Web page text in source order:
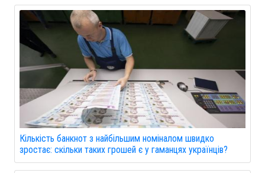
Кількість банкнот з найбільшим номіналом швидко
зростає: скільки таких грошей є у гаманцях українців?